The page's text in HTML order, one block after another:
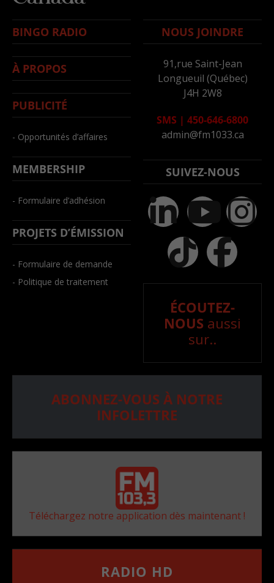
BINGO RADIO
À PROPOS
PUBLICITÉ
- Opportunités d’affaires
MEMBERSHIP
- Formulaire d’adhésion
PROJETS D’ÉMISSION
- Formulaire de demande
- Politique de traitement
NOUS JOINDRE
91,rue Saint-Jean
Longueuil (Québec)
J4H 2W8
SMS | 450-646-6800
admin@fm1033.ca
SUIVEZ-NOUS
ÉCOUTEZ-
NOUS aussi
sur..
ABONNEZ-VOUS À NOTRE
INFOLETTRE
Téléchargez notre application dès maintenant !
RADIO HD